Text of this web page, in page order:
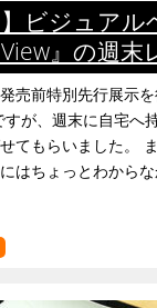
】ビジュアル
』の週末
売前特別先行展示
すが、週末に自宅へ
てもらいました。
はちょっとわから